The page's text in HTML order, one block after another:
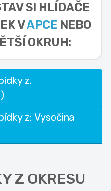
SI HLÍDAČE
VAPCE NEBO
OKRUH:
z:
z: Vysočina
Z OKRESU